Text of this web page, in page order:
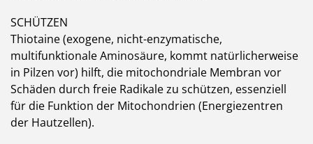
SCHÜTZEN
Thiotaine (exogene, nicht-enzymatische,
multifunktionale Aminosäure, kommt natürlicherweise
in Pilzen vor) hilft, die mitochondriale Membran vor
Schäden durch freie Radikale zu schützen, essenziell
für die Funktion der Mitochondrien (Energiezentren
der Hautzellen).